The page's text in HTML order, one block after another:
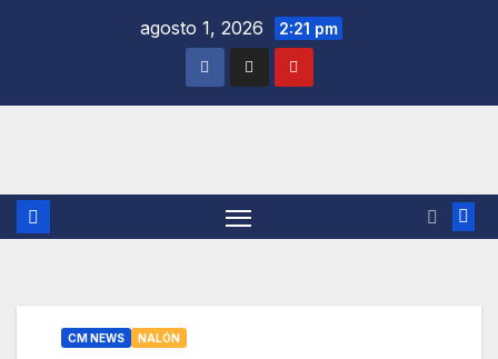
agosto 1, 2026 2:21 pm
CM NEWS NALÓN